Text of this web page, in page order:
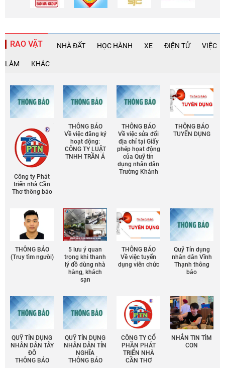
RAO VẶT NHÀ ĐẤT HỌC HÀNH XE ĐIỆN TỬ VIỆC
LÀM KHÁC
Công ty Phát
triển nhà Cần
Thơ thông báo
THÔNG BÁO
Về việc đăng ký
hoạt động:
CÔNG TY LUẬT
TNHH TRẦN Á
THÔNG BÁO
Về việc sửa đổi
địa chỉ tại Giấy
phép họat động
của Quỹ tín
dụng nhân dân
Trường Khánh
THÔNG BÁO
TUYỂN DỤNG
THÔNG BÁO
(Truy tìm người)
5 lưu ý quan
trọng khi thanh
lý đồ dùng nhà
hàng, khách
sạn
THÔNG BÁO
Về việc tuyển
dụng viên chức
Quỹ Tín dụng
nhân dân Vĩnh
Thạnh thông
báo
QUỸ TÍN DỤNG
NHÂN DÂN TÂY
ĐÔ
THÔNG BÁO
QUỸ TÍN DỤNG
NHÂN DÂN TÍN
NGHĨA
THÔNG BÁO
CÔNG TY CỔ
PHẦN PHÁT
TRIỂN NHÀ
CẦN THƠ
NHẮN TIN TÌM
CON